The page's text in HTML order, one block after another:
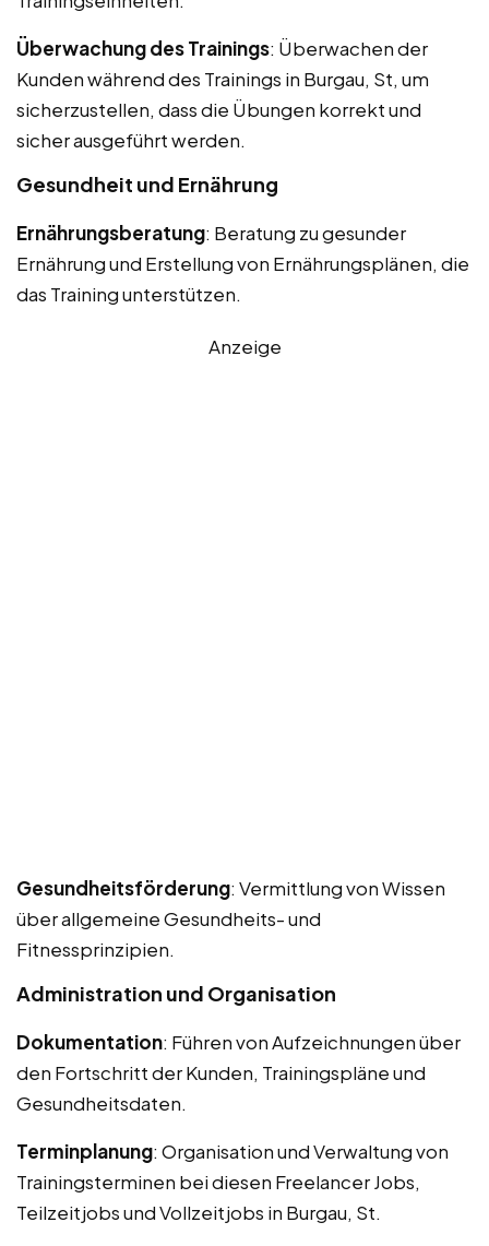
Überwachung des Trainings: Überwachen der
Kunden während des Trainings in Burgau, St, um
sicherzustellen, dass die Übungen korrekt und
sicher ausgeführt werden.
Gesundheit und Ernährung
Ernährungsberatung: Beratung zu gesunder
Ernährung und Erstellung von Ernährungsplänen, die
das Training unterstützen.
Anzeige
Gesundheitsförderung: Vermittlung von Wissen
über allgemeine Gesundheits- und
Fitnessprinzipien.
Administration und Organisation
Dokumentation: Führen von Aufzeichnungen über
den Fortschritt der Kunden, Trainingspläne und
Gesundheitsdaten.
Terminplanung: Organisation und Verwaltung von
Trainingsterminen bei diesen Freelancer Jobs,
Teilzeitjobs und Vollzeitjobs in Burgau, St.